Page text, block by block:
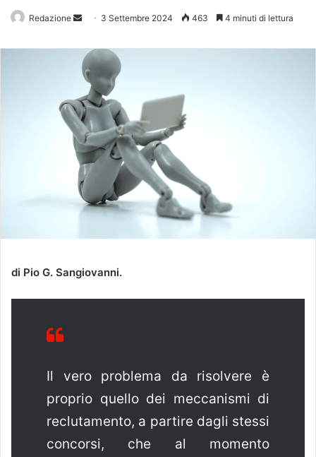
Redazione
Invia 3 Settembre 2024 463 4 minuti di lettura
di Pio G. Sangiovanni.
Il vero problema da risolvere è
proprio quello dei meccanismi di
reclutamento, a partire dagli stessi
concorsi, che al momento